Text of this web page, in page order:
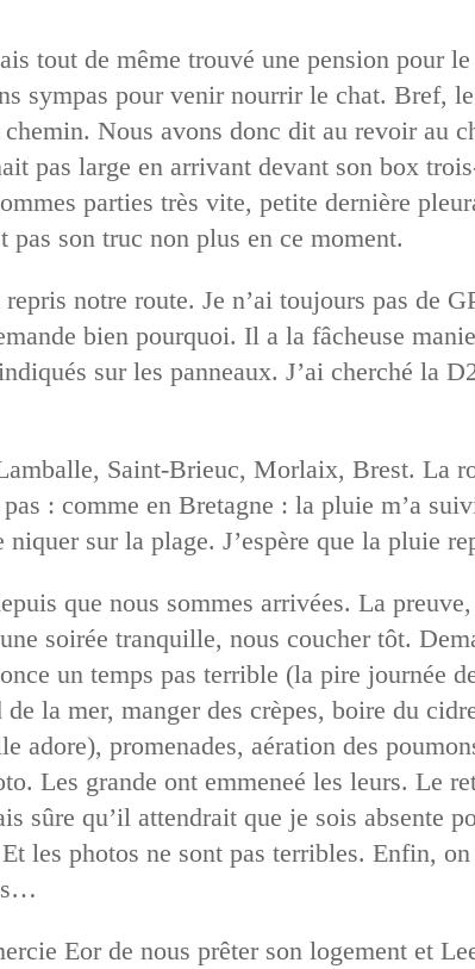
tout de même trouvé une pension pour
sympas pour venir nourrir le chat. Bref,
Nous avons donc dit au revoir au
pas large en arrivant devant son box
parties très vite, petite dernière
pas son truc non plus en ce moment.
notre route. Je n’ai toujours pas de
bien pourquoi. Il a la fâcheuse
sur les panneaux. J’ai cherché la
Saint-Brieuc, Morlaix, Brest. La
: comme en Bretagne : la pluie m’a
niquer sur la plage. J’espère que la pluie
que nous sommes arrivées. La
soirée tranquille, nous coucher tôt.
un temps pas terrible (la pire journée
de la mer, manger des crèpes, boire du
adore), promenades, aération des
Les grande ont emmeneé les leurs. Le
sûre qu’il attendrait que je sois absente
les photos ne sont pas terribles. Enfin,
Eor de nous prêter son logement et